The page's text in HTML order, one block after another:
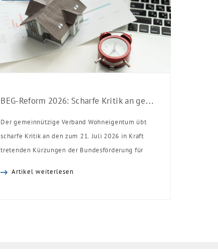
BEG-Reform 2026: Scharfe Kritik an gekürzten Sanierungsförderungen
Der gemeinnützige Verband Wohneigentum übt
scharfe Kritik an den zum 21. Juli 2026 in Kraft
tretenden Kürzungen der Bundesförderung für
Artikel weiterlesen